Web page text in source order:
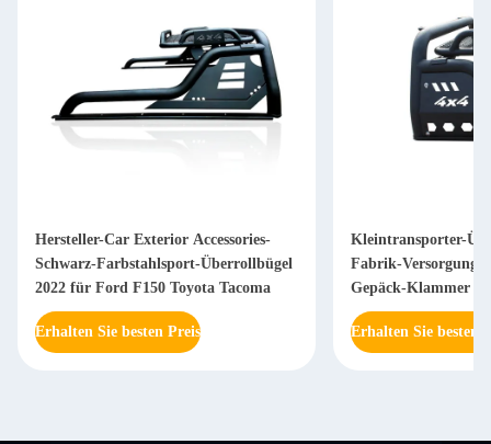
Hersteller-Car Exterior Accessories-
Schwarz-Farbstahlsport-Überrollbügel
2022 für Ford F150 Toyota Tacoma
Erhalten Sie besten Preis
Kleintransporter-
Fabrik-
Gepäck-Klammer
Revo
Erhalten Sie besten